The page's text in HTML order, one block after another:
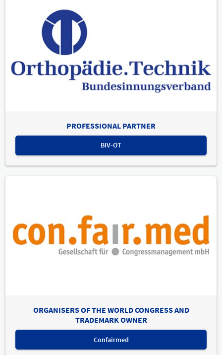
PROFESSIONAL PARTNER
BIV-OT
ORGANISERS OF THE WORLD CONGRESS AND
TRADEMARK OWNER
Confairmed